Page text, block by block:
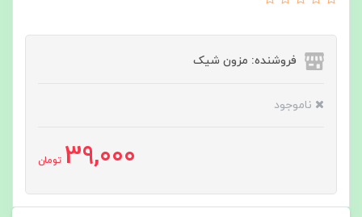
فروشنده: مزون شیک
ناموجود
39,000 تومان